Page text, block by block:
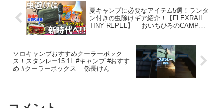
夏キャンプに必要なアイテム5選！ランタ
ン付きの虫除けギア紹介！【FLEXRAIL
TINY REPEL】 – おいちひろのCAMP部
ソロキャンプおすすめクーラーボック
ス！スタンレー15.1L #キャンプ #おすす
め #クーラーボックス – 係長けん